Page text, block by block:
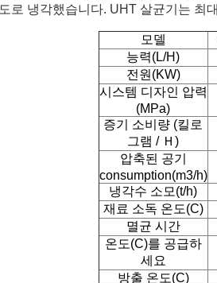
로 냉각했습니다. UHT 살균기는 최
모델
능력(L/H)
전원(KW)
시스템 디자인 압력
(MPa)
증기 소비량 (킬로
그램 / Ｈ)
압축된 공기
consumption(m3/h)
냉각수 소모(t/h)
재료 소독 온도(C)
멸균 시간
온도(C)를 공급하
세요
방출 온도(C)